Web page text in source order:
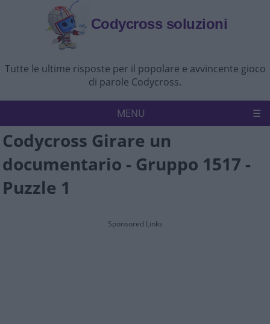
Codycross soluzioni
Tutte le ultime risposte per il popolare e avvincente gioco
di parole Codycross.
MENU
Codycross Politica sulla riservatezza
Disconoscimento Contattaci
Codycross Girare un
documentario - Gruppo 1517 -
Puzzle 1
Sponsored Links